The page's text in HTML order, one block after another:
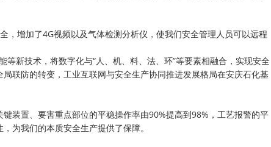
，增加了4G视频以及气体检测分析仪，使我们安全管理人员可以远程
新技术，将数字化与“人、机、料、法、环”等要素相融合，实现安全
联防的转变，工业互联网与安全生产协同推进发展格局在安庆石化基
装置、要害重点部位的平稳操作率由90%提高到98%，工艺报警的平
为我们的本质安全生产提供了保障。